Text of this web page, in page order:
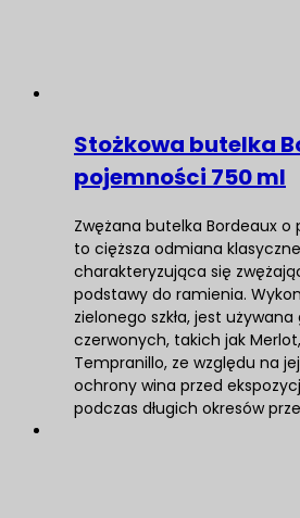
Stożkowa butelka
pojemności 750 ml
Zwężana butelka Bordeaux
to cięższa odmiana
charakteryzująca się
podstawy do ramienia.
zielonego szkła, jest używana
czerwonych, takich jak
Tempranillo, ze względu na
ochrony wina przed
podczas długich okresów